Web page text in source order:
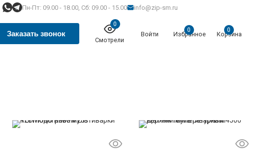
Пн-Пт: 09.00 - 18.00, Сб: 09.00 - 15.00 info@zip-sm.ru
Заказать звонок
0
Смотрели
Войти
0
Избранное
0
Корзина